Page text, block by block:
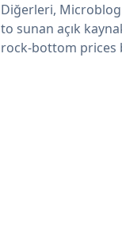
Diğerleri,
to sunan açık
rock-bottom prices